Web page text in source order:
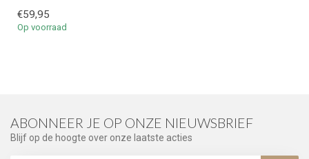
€59,95
Op voorraad
ABONNEER JE OP ONZE NIEUWSBRIEF
Blijf op de hoogte over onze laatste acties